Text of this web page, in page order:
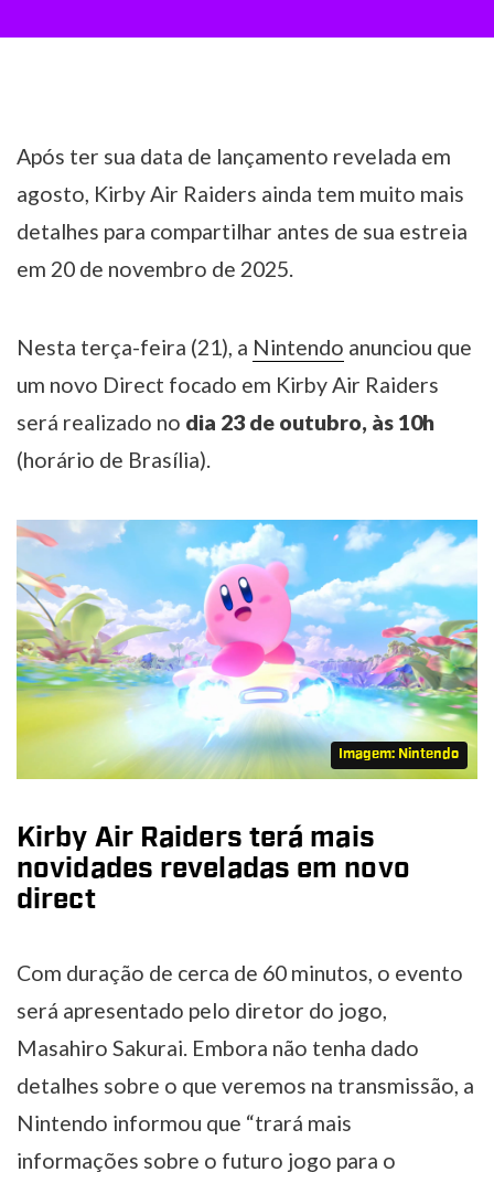
Após ter sua data de lançamento revelada em
agosto, Kirby Air Raiders ainda tem muito mais
detalhes para compartilhar antes de sua estreia
em 20 de novembro de 2025.
Nesta terça-feira (21), a Nintendo anunciou que
um novo Direct focado em Kirby Air Raiders
será realizado no dia 23 de outubro, às 10h
(horário de Brasília).
Imagem: Nintendo
Kirby Air Raiders terá mais
novidades reveladas em novo
direct
Com duração de cerca de 60 minutos, o evento
será apresentado pelo diretor do jogo,
Masahiro Sakurai. Embora não tenha dado
detalhes sobre o que veremos na transmissão, a
Nintendo informou que “trará mais
informações sobre o futuro jogo para o